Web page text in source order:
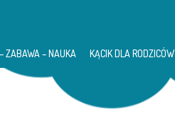
ZABAWA – NAUKA KĄCIK DLA RODZICÓW